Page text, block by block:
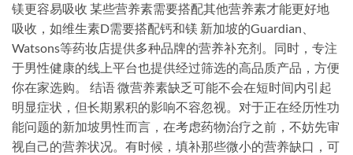
镁更容易吸收 某些营养素需要搭配其他营养素才能更好地
吸收，如维生素D需要搭配钙和镁 新加坡的Guardian、
Watsons等药妆店提供多种品牌的营养补充剂。同时，专注
于男性健康的线上平台也提供经过筛选的高品质产品，方便
你在家选购。 结语 微营养素缺乏可能不会在短时间内引起
明显症状，但长期累积的影响不容忽视。对于正在经历性功
能问题的新加坡男性而言，在考虑药物治疗之前，不妨先审
视自己的营养状况。有时候，填补那些微小的营养缺口，可